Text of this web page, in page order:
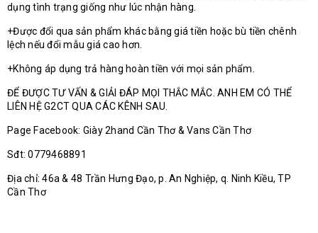
dụng tình trạng giống như lúc nhận hàng.
+Được đổi qua sản phẩm khác bằng giá tiền hoặc bù tiền chênh
lệch nếu đổi mẫu giá cao hơn.
+Không áp dụng trả hàng hoàn tiền với mọi sản phẩm.
ĐỂ ĐƯỢC TƯ VẤN & GIẢI ĐÁP MỌI THẮC MẮC. ANH EM CÓ THỂ
LIÊN HỆ G2CT QUA CÁC KÊNH SAU.
Page Facebook: Giày 2hand Cần Thơ & Vans Cần Thơ
Sđt: 0779468891
Địa chỉ: 46a & 48 Trần Hưng Đạo, p. An Nghiệp, q. Ninh Kiều, TP
Cần Thơ